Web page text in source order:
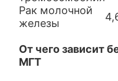
Рак молочной
железы
От чего зависит
МГТ